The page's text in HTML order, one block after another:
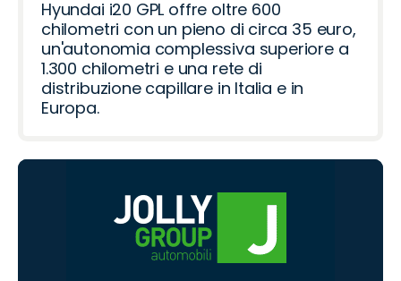
caro carburanti. Tua in
pronta consegna da
Jolly Auto
Con il caro carburanti sempre al centro
Hyundai i20 GPL offre oltre 600
chilometri con un pieno di circa 35 euro,
un'autonomia complessiva superiore a
1.300 chilometri e una rete di
distribuzione capillare in Italia e in